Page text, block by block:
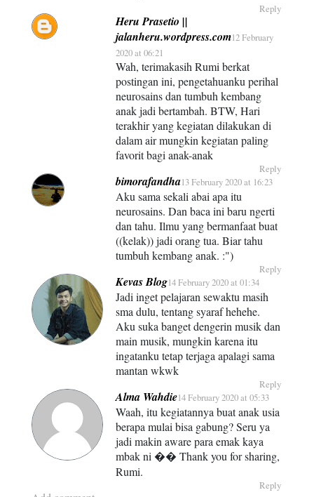
Reply
Heru Prasetio ||
jalanheru.wordpress.com12 February
2020 at 06:21
Wah, terimakasih Rumi berkat
postingan ini, pengetahuanku perihal
neurosains dan tumbuh kembang
anak jadi bertambah. BTW, Hari
terakhir yang kegiatan dilakukan di
dalam air mungkin kegiatan paling
favorit bagi anak-anak
Reply
bimorafandha13 February 2020 at 16:23
Aku sama sekali abai apa itu
neurosains. Dan baca ini baru ngerti
dan tahu. Ilmu yang bermanfaat buat
((kelak)) jadi orang tua. Biar tahu
tumbuh kembang anak. :")
Reply
Kevas Blog14 February 2020 at 01:34
Jadi inget pelajaran sewaktu masih
sma dulu, tentang syaraf hehehe.
Aku suka banget dengerin musik dan
main musik, mungkin karena itu
ingatanku tetap terjaga apalagi sama
mantan wkwk
Reply
Alma Wahdie14 February 2020 at 05:33
Waah, itu kegiatannya buat anak usia
berapa mulai bisa gabung? Seru ya
jadi makin aware para emak kaya
mbak ni �� Thank you for sharing,
Rumi.
Reply